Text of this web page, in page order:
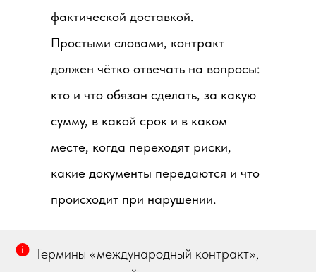
фактической доставкой.
Простыми словами, контракт
должен чётко отвечать на вопросы:
кто и что обязан сделать, за какую
сумму, в какой срок и в каком
месте, когда переходят риски,
какие документы передаются и что
происходит при нарушении.
Термины «международный контракт»,